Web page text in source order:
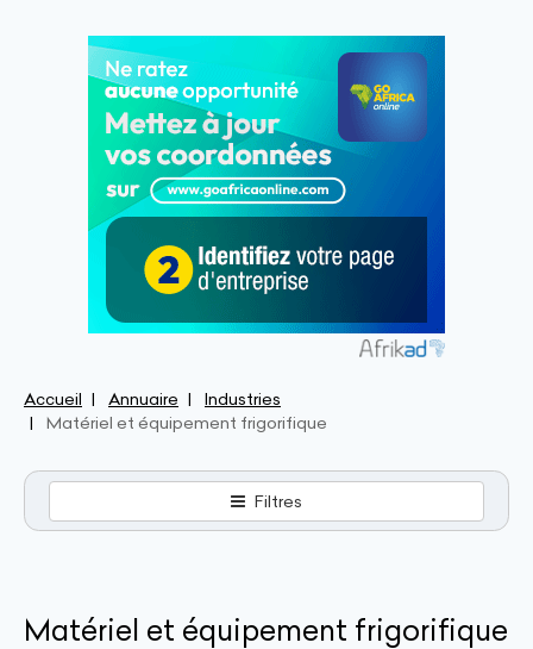
Accueil Annuaire
Industries
Matériel et équipement frigorifique
Filtres
Matériel et équipement frigorifique